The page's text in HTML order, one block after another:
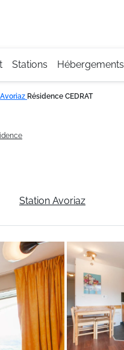
Stations Hébergements
Avoriaz Résidence CEDRAT
Station Avoriaz